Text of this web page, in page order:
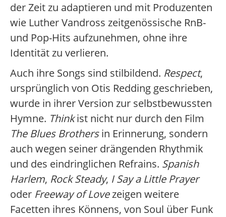
der Zeit zu adaptieren und mit Produzenten
wie Luther Vandross zeitgenössische RnB-
und Pop-Hits aufzunehmen, ohne ihre
Identität zu verlieren.
Auch ihre Songs sind stilbildend. Respect,
ursprünglich von Otis Redding geschrieben,
wurde in ihrer Version zur selbstbewussten
Hymne. Thinkist nicht nur durch den Film
The Blues Brothersin Erinnerung, sondern
auch wegen seiner drängenden Rhythmik
und des eindringlichen Refrains. Spanish
Harlem, Rock Steady, I Say a Little Prayer
oder Freeway of Lovezeigen weitere
Facetten ihres Könnens, von Soul über Funk